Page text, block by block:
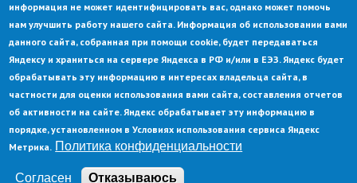
© Администрация города Заречный
Электронная почта:
adm@zarechny.zato.ru
sends
e-
mail)
Пензенская обл, г. Заречный, пр-кт. 30-летия Победы, д. 27, 442960
При публикации материалов сайта ссылка на источник обязательна.
Политика конфиденциальности Ссылка на старый сайт
информация не может идентифицировать вас, однако может помочь
нам улучшить работу нашего сайта. Информация об использовании вами
данного сайта, собранная при помощи cookie, будет передаваться
Яндексу и храниться на сервере Яндекса в РФ и/или в ЕЭЗ. Яндекс будет
обрабатывать эту информацию в интересах владельца сайта, в
частности для оценки использования вами сайта, составления отчетов
об активности на сайте. Яндекс обрабатывает эту информацию в
порядке, установленном в Условиях использования сервиса Яндекс
Метрика. Политика конфиденциальности
Согласен Отказываюсь